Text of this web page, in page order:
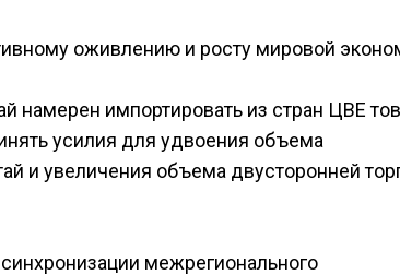
оживлению и росту мировой
намерен импортировать из стран ЦВЕ
усилия для удвоения объема
и увеличения объема двусторонней
межрегионального